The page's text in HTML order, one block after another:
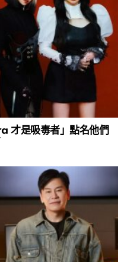
才是吸毒者」點名他們